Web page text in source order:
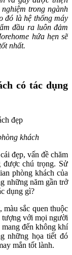
trong ngành
đó là hệ thống máy
đầu ra luôn đảm
hứa hẹn sẽ
nhất.
có tác dụng
khách
đẹp, vấn đề chăm
được chú trọng. Sử
phòng khách của
những năm gần trở
dụng gì?
sắc quen thuộc
tượng với mọi người
đến không khí
những họa tiết đó
mắn tốt lành.